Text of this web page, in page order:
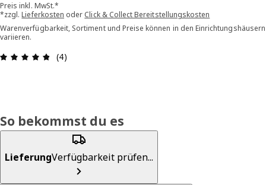
Preis inkl. MwSt.*
*zzgl.Lieferkosten oder Click & Collect Bereitstellungskosten
Warenverfügbarkeit, Sortiment und Preise können in den Einrichtungshäusern
variieren.
Bewertung: 4.8 von 5 Sterne Alle Bewertungen:
(4)
So bekommst du es
LieferungVerfügbarkeit prüfen...